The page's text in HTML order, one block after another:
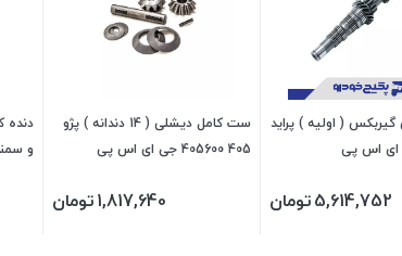
( اولیه ) پراید
5,614,752تومان
ست کامل دیشلی ( 14 دندانه ) پژو
405 405600 جی ای اس پی
1,817,640تومان
و